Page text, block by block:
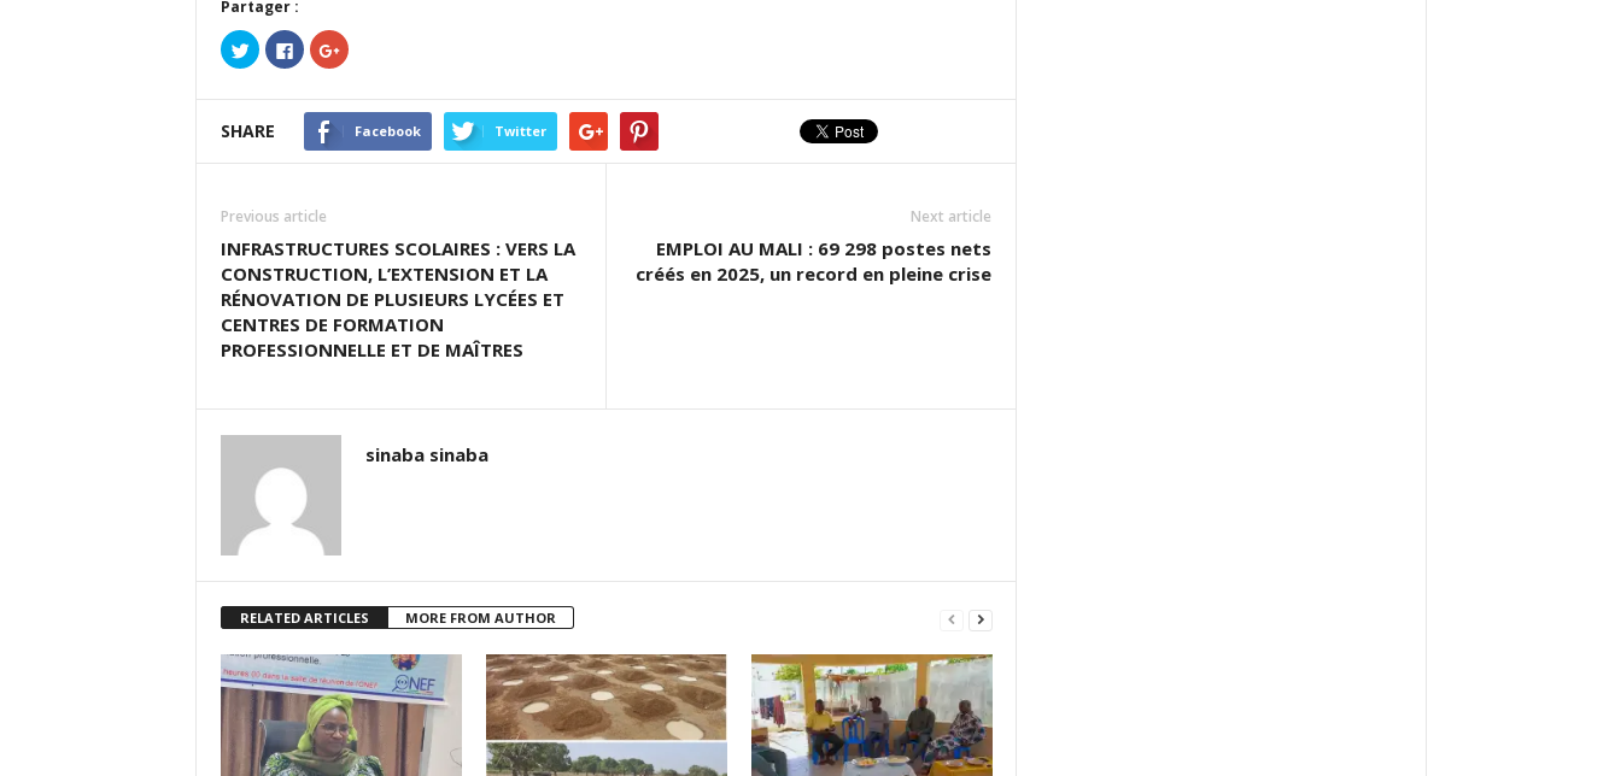
Partager :
Cliquez
pour
partager
Twitter(ouvre
une
nouvelle
fenêtre)
Cliquez
pour
partager
Facebook(ouvre
dans
une
nouvelle
fenêtre)
Cliquez
pour
Google+
(ouvre
dans
une
nouvelle
SHARE Facebook Twitter
Previous article
INFRASTRUCTURES SCOLAIRES : VERS LA
CONSTRUCTION, L’EXTENSION ET LA
RÉNOVATION DE PLUSIEURS LYCÉES ET
CENTRES DE FORMATION
PROFESSIONNELLE ET DE MAÎTRES
Next article
EMPLOI AU MALI : 69 298 postes nets
créés en 2025, un record en pleine crise
sinaba sinaba
RELATED ARTICLES MORE FROM AUTHOR